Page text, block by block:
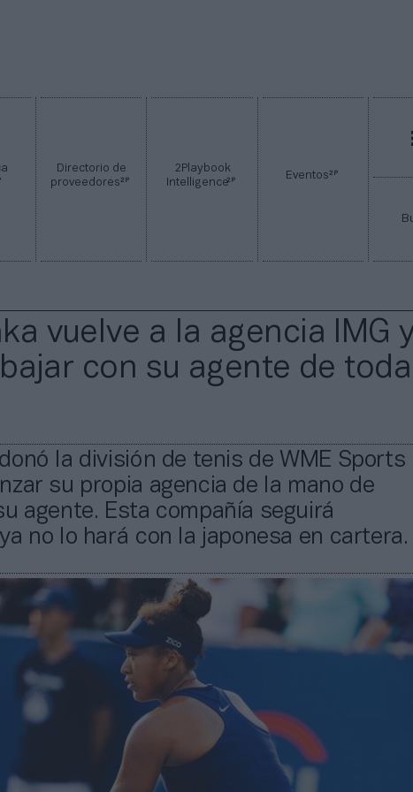
Directorio de
proveedores2P
2Playbook
Intelligence2P Eventos2P
vuelve a la agencia IMG
con su agente de toda
la división de tenis de WME Sports
su propia agencia de la mano de
agente. Esta compañía seguirá
no lo hará con la japonesa en cartera.